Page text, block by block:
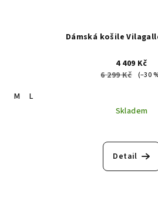
Dámská košile
4 409 Kč
6 299 Kč
(–30
M
L
Skladem
Detail